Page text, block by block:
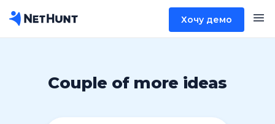
Хочу демо
Couple of more ideas